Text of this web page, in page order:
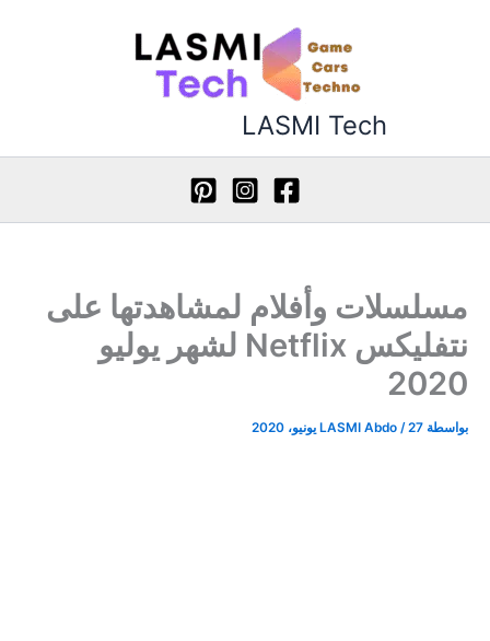
LASMI Tech
مسلسلات وأفلام لمشاهدتها على
نتفليكس Netflix لشهر يوليو
2020
بواسطة LASMI Abdo/27 يونيو، 2020